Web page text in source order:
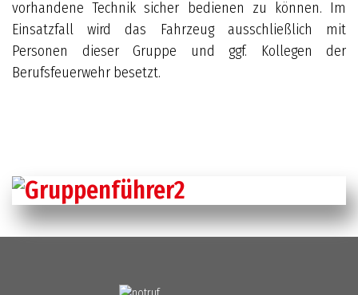
vorhandene Technik sicher bedienen zu können. Im
Einsatzfall wird das Fahrzeug ausschließlich mit
Personen dieser Gruppe und ggf. Kollegen der
Berufsfeuerwehr besetzt.